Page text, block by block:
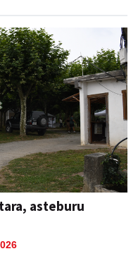
asteburu